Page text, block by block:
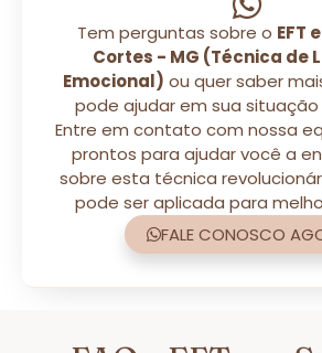
Tem perguntas sobre o EFT
Cortes - MG (Técnica de
Emocional) ou quer saber
pode ajudar em sua
Entre em contato com nossa
prontos para ajudar você a
sobre esta técnica
pode ser aplicada para
FALE CONOSCO